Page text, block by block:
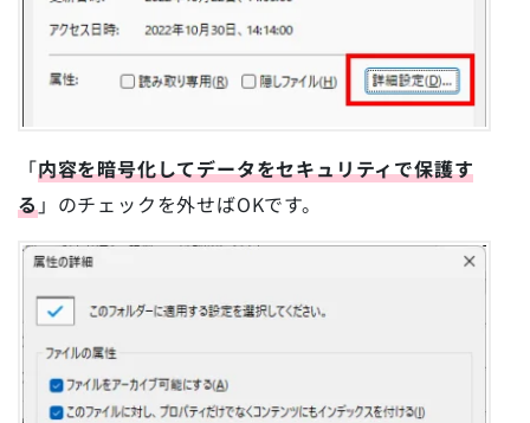
「内容を暗号化してデータをセキュリティで保護す
る」のチェックを外せばOKです。